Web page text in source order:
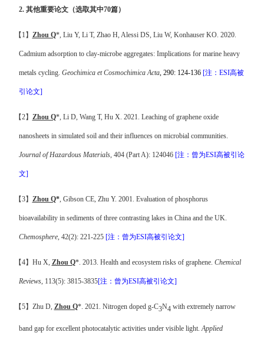
2. 其他重要论文（选取其中70篇）
【1 】 Zhou Q*, Liu Y, Li T, Zhao H, Alessi DS, Liu W, Konhauser KO. 2020.
Cadmium adsorption to clay-microbe aggregates: Implications for marine heavy
metals cycling. Geochimica et Cosmochimica Acta, 290: 124-136 [注 ： ESI高被
引论文]
【2】 Zhou Q*, Li D, Wang T, Hu X. 2021. Leaching of graphene oxide
nanosheets in simulated soil and their influences on microbial communities.
Journal of Hazardous Materials, 404 (Part A): 124046 [注 ：曾为ESI高被引论
文]
【3】 Zhou Q*, Gibson CE, Zhu Y. 2001. Evaluation of phosphorus
bioavailability in sediments of three contrasting lakes in China and the UK.
Chemosphere, 42(2): 221-225 [注 ：曾为ESI高被引论文]
【4】 Hu X, Zhou Q*. 2013. Health and ecosystem risks of graphene. Chemical
Reviews, 113(5): 3815-3835[注 ：曾为ESI高被引论文]
【5】 Zhu D, Zhou Q*. 2021. Nitrogen doped g-C3N4 with extremely narrow
band gap for excellent photocatalytic activities under visible light.Applied